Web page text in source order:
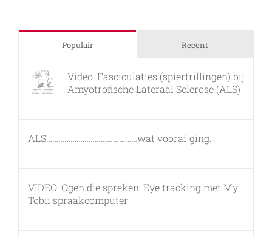
Populair Recent
Video: Fasciculaties (spiertrillingen) bij
Amyotrofische Lateraal Sclerose (ALS)
ALS………………………………………wat vooraf ging.
VIDEO: Ogen die spreken; Eye tracking met My
Tobii spraakcomputer